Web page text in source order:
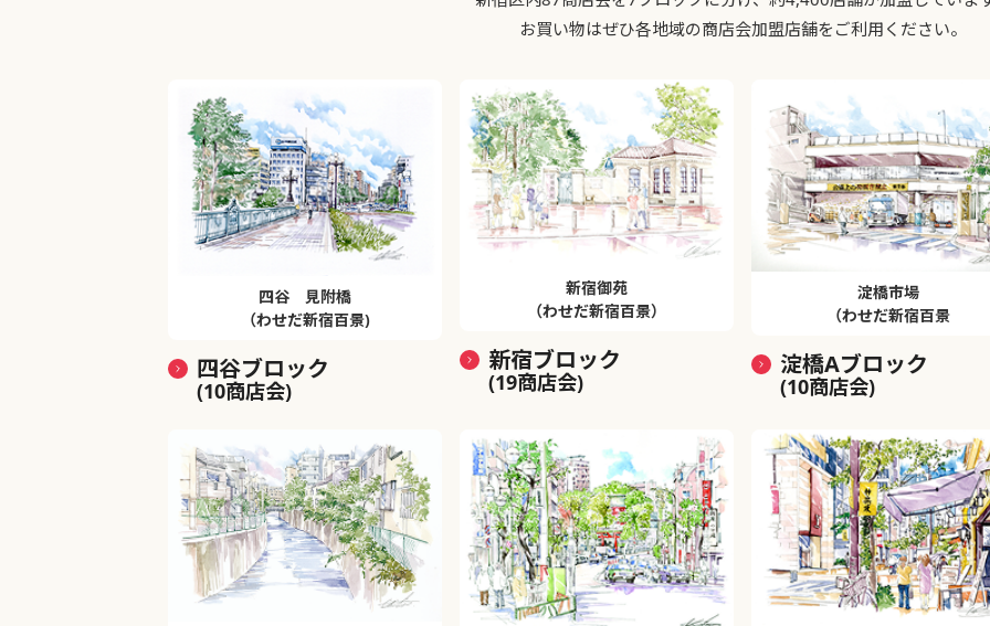
お買い物はぜひ各地域の商店会加盟店舗をご利用ください。
四谷 見附橋
（わせだ新宿百景)
四谷ブロック
(10商店会)
新宿御苑
（わせだ新宿百景）
新宿ブロック
(19商店会)
淀橋市場
（わせだ新宿百景
淀橋Aブロック
(10商店会)